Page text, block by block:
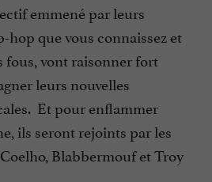
emmené par leurs
hop que vous connaissez et
fous, vont raisonner fort
leurs nouvelles
Et pour enflammer
ils seront rejoints par les
Blabbermouf et Troy